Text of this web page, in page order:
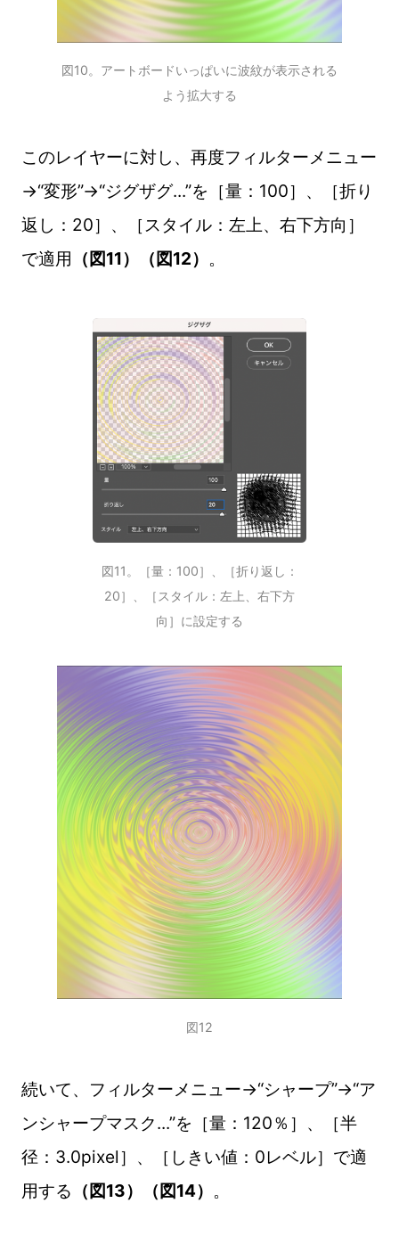
図10。アートボードいっぱいに波紋が表示される
よう拡大する
このレイヤーに対し、再度フィルターメニュー
→“変形”→“ジグザグ...”を［量：100］、［折り
返し：20］、［スタイル：左上、右下方向］
で適用 （図11）（図12） 。
図11。［量：100］、［折り返し：
20］、［スタイル：左上、右下方
向］に設定する
図12
続いて、フィルターメニュー→“シャープ”→“ア
ンシャープマスク...”を［量：120％］、［半
径：3.0pixel］、［しきい値：0レベル］で適
用する （図13）（図14） 。